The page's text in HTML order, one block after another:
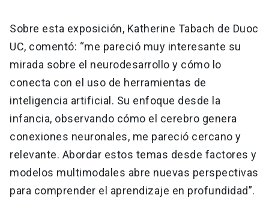
Sobre esta exposición, Katherine Tabach de Duoc
UC, comentó: “me pareció muy interesante su
mirada sobre el neurodesarrollo y cómo lo
conecta con el uso de herramientas de
inteligencia artificial. Su enfoque desde la
infancia, observando cómo el cerebro genera
conexiones neuronales, me pareció cercano y
relevante. Abordar estos temas desde factores y
modelos multimodales abre nuevas perspectivas
para comprender el aprendizaje en profundidad”.